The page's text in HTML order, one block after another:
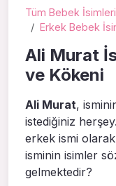
Tüm Bebek İsimleri
Erkek Bebek
Ali Murat
ve Kökeni
Ali Murat,
istediğiniz
erkek ismi
isminin isimler
gelmektedir?